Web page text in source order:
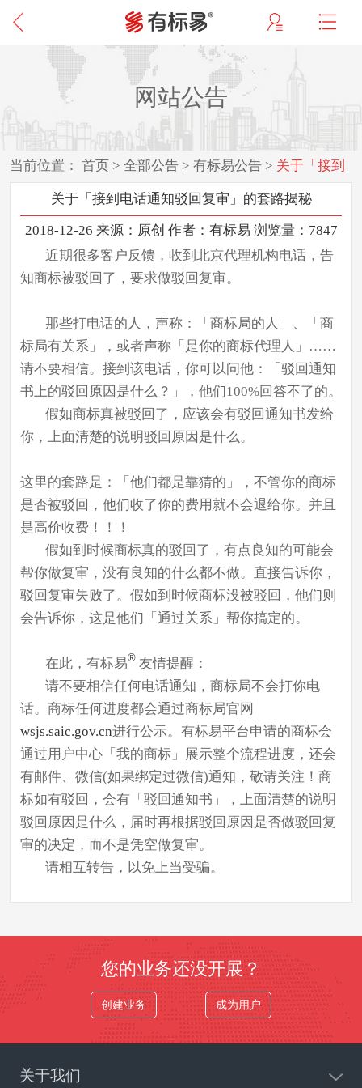
网站公告
当前位置： 首页 > 全部公告 > 有标易公告 > 关于「接到
电话通知驳回复审」的套路揭秘
关于「接到电话通知驳回复审」的套路揭秘
2018-12-26 来源：原创 作者：有标易 浏览量：7847
近期很多客户反馈，收到北京代理机构电话，告
知商标被驳回了，要求做驳回复审。
那些打电话的人，声称：「商标局的人」、「商
标局有关系」，或者声称「是你的商标代理人」……
请不要相信。接到该电话，你可以问他：「驳回通知
书上的驳回原因是什么？」，他们100%回答不了的。
假如商标真被驳回了，应该会有驳回通知书发给
你，上面清楚的说明驳回原因是什么。
这里的套路是：「他们都是靠猜的」，不管你的商标
是否被驳回，他们收了你的费用就不会退给你。并且
是高价收费！！！
假如到时候商标真的驳回了，有点良知的可能会
帮你做复审，没有良知的什么都不做。直接告诉你，
驳回复审失败了。假如到时候商标没被驳回，他们则
会告诉你，这是他们「通过关系」帮你搞定的。
在此， 有标易® 友情提醒 ：
请不要相信任何电话通知，商标局不会打你电
话。商标任何进度都会通过商标局官网
wsjs.saic.gov.cn进行公示。有标易平台申请的商标会
通过用户中心「我的商标」展示整个流程进度，还会
有邮件、微信(如果绑定过微信)通知，敬请关注！商
标如有驳回，会有「驳回通知书」，上面清楚的说明
驳回原因是什么，届时再根据驳回原因是否做驳回复
审的决定，而不是凭空做复审。
请相互转告，以免上当受骗。
您的业务还没开展？
创建业务 成为用户
关于我们